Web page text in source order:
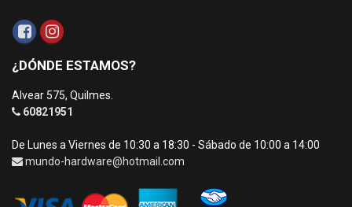
¿DÓNDE ESTAMOS?
Alvear 575, Quilmes.
60821951
De Lunes a Viernes de 10:30 a 18:30 - Sábado de 10:00 a 14:00
mundo-hardware@hotmail.com